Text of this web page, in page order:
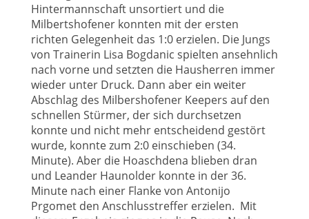
Hintermannschaft unsortiert und die
Milbertshofener konnten mit der ersten
richten Gelegenheit das 1:0 erzielen. Die Jungs
von Trainerin Lisa Bogdanic spielten ansehnlich
nach vorne und setzten die Hausherren immer
wieder unter Druck. Dann aber ein weiter
Abschlag des Milbershofener Keepers auf den
schnellen Stürmer, der sich durchsetzen
konnte und nicht mehr entscheidend gestört
wurde, konnte zum 2:0 einschieben (34.
Minute). Aber die Hoaschdena blieben dran
und Leander Haunolder konnte in der 36.
Minute nach einer Flanke von Antonijo
Prgomet den Anschlusstreffer erzielen. Mit